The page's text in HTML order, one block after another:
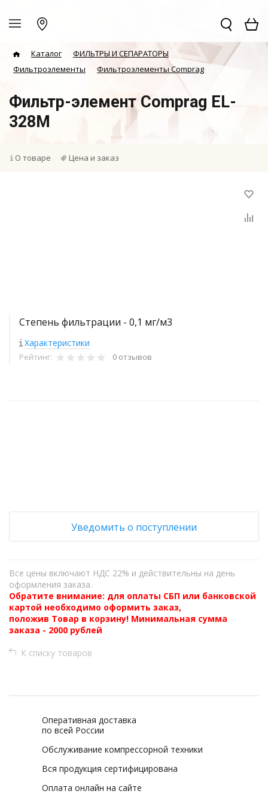
Каталог
ФИЛЬТРЫ И СЕПАРАТОРЫ
Фильтроэлементы
Фильтроэлементы Comprag
Фильтр-элемент Comprag EL-
328M
О товаре Цена и заказ
Степень фильтрации - 0,1 мг/м3
Характеристики
Рейтинг: 0 отзывов
Уведомить о поступлении
Все цены включают НДС 22% и действительны на день
оформления заказа.
Обратите внимание: для оплаты СБП или банковской
картой необходимо оформить заказ,
положив Товар в корзину! Минимальная сумма
заказа - 2000 рублей
К списку товаров
Оперативная доставка
по всей России
Обслуживание компрессорной техники
Вся продукция сертифицирована
Оплата онлайн на сайте